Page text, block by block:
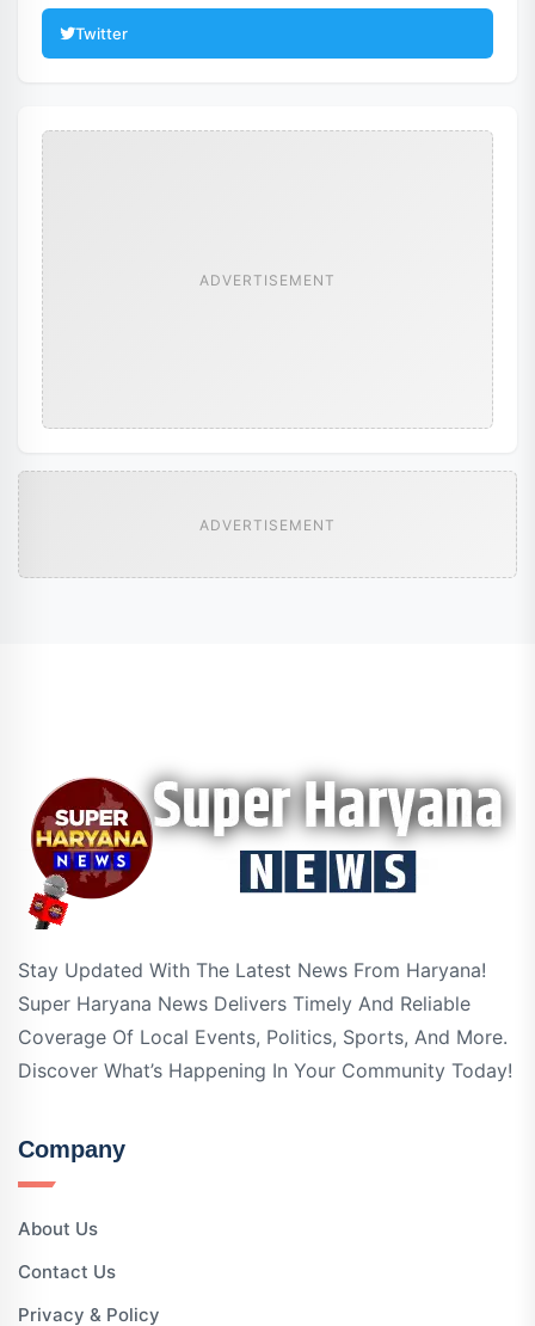
Twitter
ADVERTISEMENT
ADVERTISEMENT
Stay Updated With The Latest News From Haryana!
Super Haryana News Delivers Timely And Reliable
Coverage Of Local Events, Politics, Sports, And More.
Discover What’s Happening In Your Community Today!
Company
About Us
Contact Us
Privacy & Policy